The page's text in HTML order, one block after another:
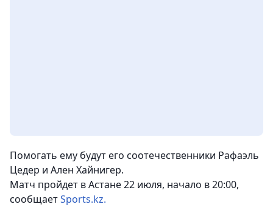
Помогать ему будут его соотечественники Рафаэль
Цедер и Ален Хайнигер.
Матч пройдет в Астане 22 июля, начало в 20:00,
сообщаетSports.kz.